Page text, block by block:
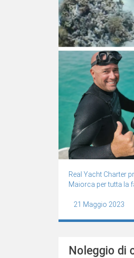
Real Yacht Charter
Maiorca per tutta la
21 Maggio 2023
Noleggio di